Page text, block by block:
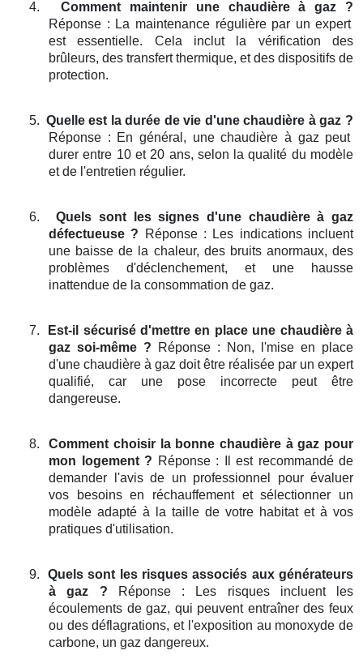
4.
Comment maintenir une chaudière à gaz ?
Réponse : La maintenance régulière par un expert
est essentielle. Cela inclut la vérification des
brûleurs, des transfert thermique, et des dispositifs de
protection.
5. Quelle est la durée de vie d'une chaudière à gaz ?
Réponse : En général, une chaudière à gaz peut
durer entre 10 et 20 ans, selon la qualité du modèle
et de l'entretien régulier.
6.
Quels sont les signes d'une chaudière à gaz
défectueuse ? Réponse : Les indications incluent
une baisse de la chaleur, des bruits anormaux, des
problèmes d'déclenchement, et une hausse
inattendue de la consommation de gaz.
7.
Est-il sécurisé d'mettre en place une chaudière à
gaz soi-même ? Réponse : Non, l'mise en place
d'une chaudière à gaz doit être réalisée par un expert
qualifié, car une pose incorrecte peut être
dangereuse.
8.
Comment choisir la bonne chaudière à gaz pour
mon logement ? Réponse : Il est recommandé de
demander l'avis de un professionnel pour évaluer
vos besoins en réchauffement et sélectionner un
modèle adapté à la taille de votre habitat et à vos
pratiques d'utilisation.
9.
Quels sont les risques associés aux générateurs
à gaz ? Réponse : Les risques incluent les
écoulements de gaz, qui peuvent entraîner des feux
ou des déflagrations, et l'exposition au monoxyde de
carbone, un gaz dangereux.